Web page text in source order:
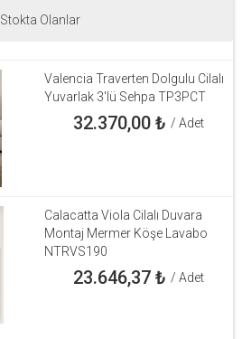
Stokta Olanlar
Valencia Traverten Dolgulu Cilalı
Yuvarlak 3'lü Sehpa TP3PCT
32.370,00 ₺ / Adet
Calacatta Viola Cilalı Duvara
Montaj Mermer Köşe Lavabo
NTRVS190
23.646,37 ₺ / Adet